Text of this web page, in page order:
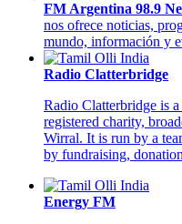
FM Argentina 98.9
nos ofrece noticias,
mundo, información y
Radio Clatterbridge
Radio Clatterbridge is
registered charity,
Wirral. It is run by a
by fundraising,
Energy FM